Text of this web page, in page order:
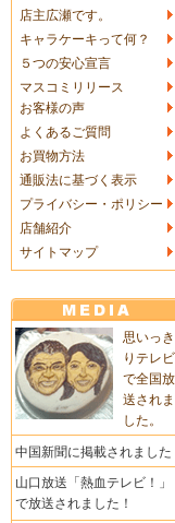
店主広瀬です。
キャラケーキって何？
５つの安心宣言
マスコミリリース
お客様の声
よくあるご質問
お買物方法
通販法に基づく表示
プライバシー・ポリシー
店舗紹介
サイトマップ
思いっき
りテレビ
で全国放
送されま
した。
中国新聞に掲載されました
山口放送「熱血テレビ！」
で放送されました！